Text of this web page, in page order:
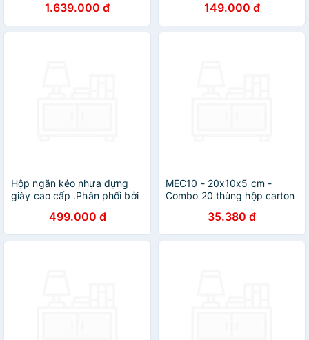
1.639.000 đ
chất liệu cao cấp thế hệ mới
Hàng chính hãng D Danido
149.000 đ
Hộp ngăn kéo nhựa đựng
giày cao cấp .Phân phối bởi
499.000 đ
MEC10 - 20x10x5 cm -
Combo 20 thùng hộp carton
35.380 đ